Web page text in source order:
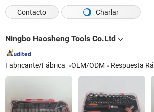
Contacto
Charlar
Ningbo Haosheng Tools Co.Ltd
Fabricante/Fábrica OEM/ODM Respuesta